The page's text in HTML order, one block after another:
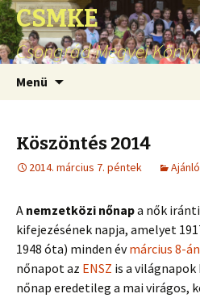
CSMKE
Csongrád Megyei
Menü
Köszöntés 2014
2014. március 7. péntek Ajánló
A nemzetközi nőnapa nők
kifejezésének napja, amelyet
1948 óta) minden évmárcius 8-án
nőnapot az ENSZ is a
nőnap eredetileg a mai virágos,